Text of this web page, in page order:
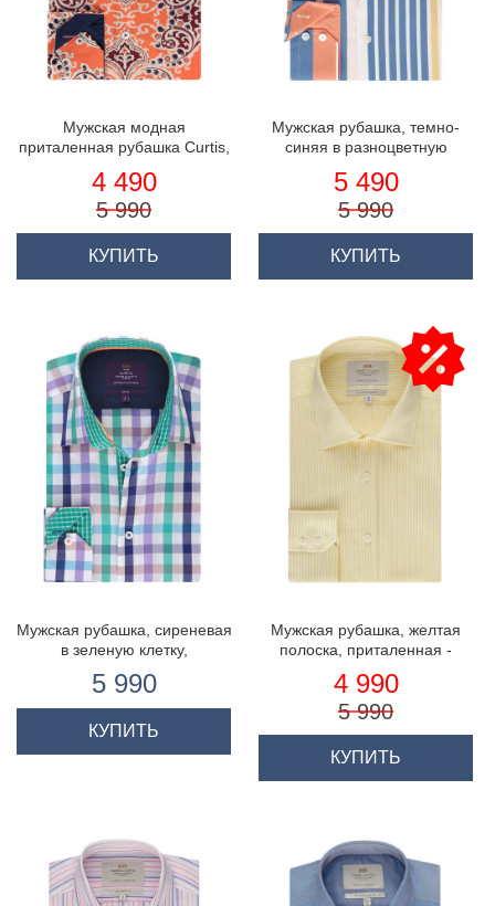
Мужская модная
приталенная рубашка Curtis,
пейсли - высокий воротник
4 490
5 990
КУПИТЬ
Мужская рубашка, темно-
синяя в разноцветную
манжеты на пуговицах
5 490
5 990
КУПИТЬ
Мужская рубашка, сиреневая
в зеленую клетку,
5 990
КУПИТЬ
Мужская рубашка, желтая
полоска, приталенная -
4 990
5 990
КУПИТЬ